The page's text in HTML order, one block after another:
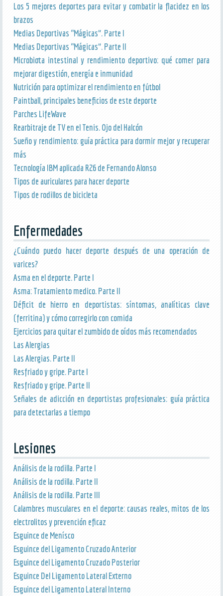
Los 5 mejores deportes para evitar y combatir la flacidez en los
brazos
Medias Deportivas “Mágicas”. Parte I
Medias Deportivas “Mágicas”. Parte II
Microbiota intestinal y rendimiento deportivo: qué comer para
mejorar digestión, energía e inmunidad
Nutrición para optimizar el rendimiento en fútbol
Paintball, principales beneficios de este deporte
Parches LifeWave
Rearbitraje de TV en el Tenis. Ojo del Halcón
Sueño y rendimiento: guía práctica para dormir mejor y recuperar
más
Tecnología IBM aplicada R26 de Fernando Alonso
Tipos de auriculares para hacer deporte
Tipos de rodillos de bicicleta
Enfermedades
¿Cuándo puedo hacer deporte después de una operación de
varices?
Asma en el deporte. Parte I
Asma: Tratamiento medico. Parte II
Déficit de hierro en deportistas: síntomas, analíticas clave
(ferritina) y cómo corregirlo con comida
Ejercicios para quitar el zumbido de oídos más recomendados
Las Alergias
Las Alergias. Parte II
Resfriado y gripe. Parte I
Resfriado y gripe. Parte II
Señales de adicción en deportistas profesionales: guía práctica
para detectarlas a tiempo
Lesiones
Análisis de la rodilla. Parte I
Análisis de la rodilla. Parte II
Análisis de la rodilla. Parte III
Calambres musculares en el deporte: causas reales, mitos de los
electrolitos y prevención eficaz
Esguince de Menísco
Esguince del Ligamento Cruzado Anterior
Esguince del Ligamento Cruzado Posterior
Esguince Del Ligamento Lateral Externo
Esguince del Ligamento Lateral Interno